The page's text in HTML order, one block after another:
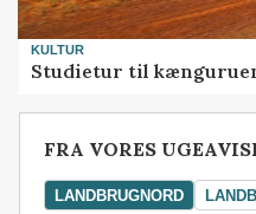
KULTUR
Studietur til
FRA VORES
LANDBRUGNORD